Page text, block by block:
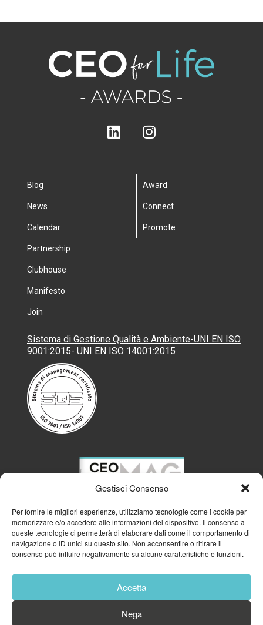
Gestisci Consenso
Per fornire le migliori esperienze, utilizziamo tecnologie come i cookie per
memorizzare e/o accedere alle informazioni del dispositivo. Il consenso a
queste tecnologie ci permetterà di elaborare dati come il comportamento di
navigazione o ID unici su questo sito. Non acconsentire o ritirare il
consenso può influire negativamente su alcune caratteristiche e funzioni.
Accetta
Nega
Blog
News
Calendar
Partnership
Clubhouse
Manifesto
Join
Award
Connect
Promote
Sistema di Gestione Qualità e Ambiente-UNI EN ISO
9001:2015- UNI EN ISO 14001:2015